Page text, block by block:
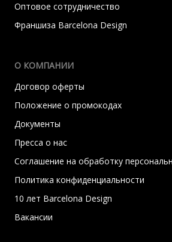
Оптовое сотрудничество
Франшиза Barcelona Design
О КОМПАНИИ
Договор оферты
Положение о промокодах
Документы
Пресса о нас
Соглашение на обработку
Политика конфиденциальности
10 лет Barcelona Design
Вакансии